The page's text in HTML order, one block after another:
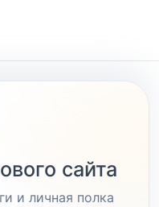
сайта
и личная полка